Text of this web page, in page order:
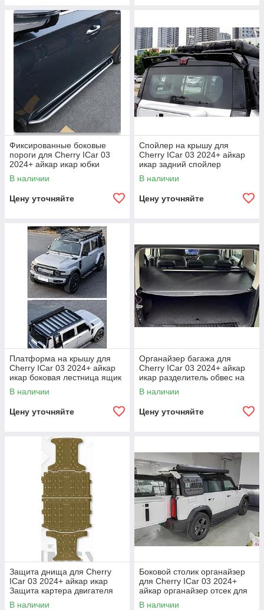
Фиксированные боковые
пороги для Cherry ICar 03
2024+ айкар икар юбки
подножки стальные пороги
В наличии
Цену уточняйте
Спойлер на крышу для
Cherry ICar 03 2024+ айкар
икар задний спойлер
антикрыло
В наличии
Цену уточняйте
Платформа на крышу для
Cherry ICar 03 2024+ айкар
икар боковая лестница ящик
для хранения органайзер
В наличии
Цену уточняйте
Органайзер багажа для
Cherry ICar 03 2024+ айкар
икар разделитель обвес на
багаж
В наличии
Цену уточняйте
Защита днища для Cherry
ICar 03 2024+ айкар икар
Защита картера двигателя
В наличии
Боковой столик органайзер
для Cherry ICar 03 2024+
айкар органайзер отсек для
хранения контейнер
В наличии